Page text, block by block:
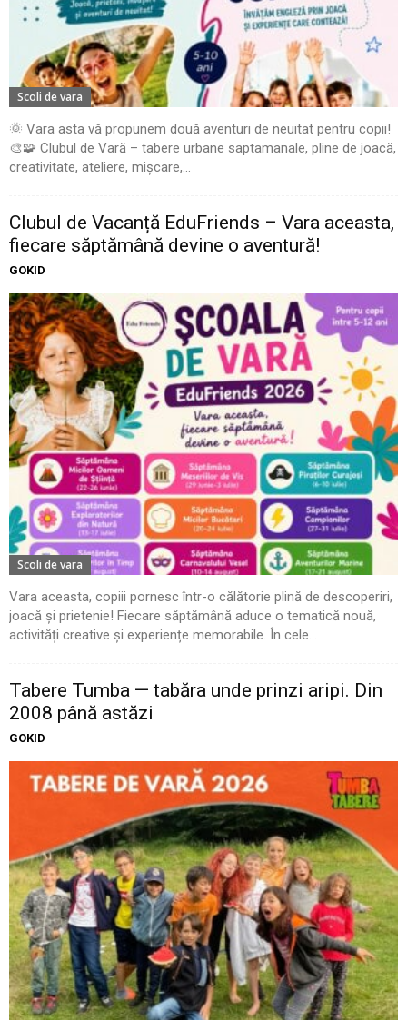
Scoli de vara
🌞 Vara asta vă propunem două aventuri de neuitat pentru copii!
🎨🧩 Clubul de Vară – tabere urbane saptamanale, pline de joacă,
creativitate, ateliere, mișcare,...
Clubul de Vacanță EduFriends – Vara aceasta,
fiecare săptămână devine o aventură!
GOKID
Scoli de vara
Vara aceasta, copiii pornesc într-o călătorie plină de descoperiri,
joacă și prietenie! Fiecare săptămână aduce o tematică nouă,
activități creative și experiențe memorabile. În cele...
Tabere Tumba — tabăra unde prinzi aripi. Din
2008 până astăzi
GOKID